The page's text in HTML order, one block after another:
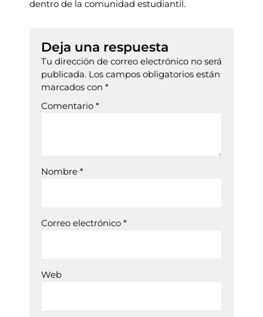
dentro de la comunidad estudiantil.
Deja una respuesta
Tu dirección de correo electrónico no será
publicada. Los campos obligatorios están
marcados con *
Comentario *
Nombre *
Correo electrónico *
Web